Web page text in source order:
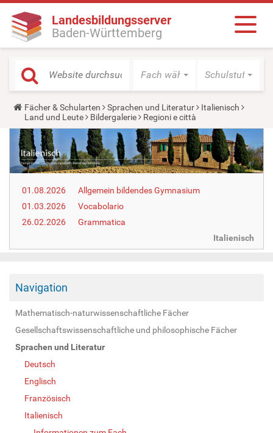
Landesbildungsserver
Baden-Württemberg
Fach wählen Schulstufe
Y
o
u
a
r
e
h
e
e
:
Fächer & Schularten Sprachen und Literatur
Italienisch
Land und Leute
Bildergalerie Regioni e città
01.08.2026
Allgemein bildendes Gymnasium
01.03.2026
Vocabolario
26.02.2026
Grammatica
Italienisch
Navigation
Mathematisch-naturwissenschaftliche Fächer
Gesellschaftswissenschaftliche und philosophische Fächer
Sprachen und Literatur
Deutsch
Englisch
Französisch
Italienisch